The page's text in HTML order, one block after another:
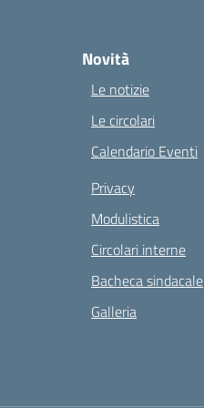
Novità
Le notizie
Le circolari
Calendario Eventi
Privacy
Modulistica
Circolari interne
Bacheca sindacale
Galleria